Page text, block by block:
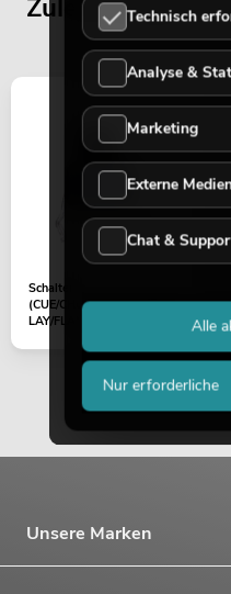
Zuletzt
Schalter
(CUE/CHORUS/REVERB/DE
LAY/FLANGER/PHASE/WA
Unsere Marken
Technisch
Analyse &
Marketing
Externe
Chat &
Nur erforderliche
Alle